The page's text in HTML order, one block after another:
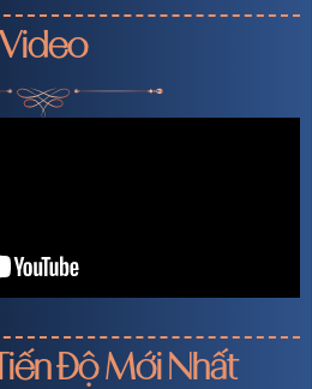
Video
Độ Mới Nhất